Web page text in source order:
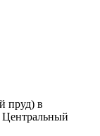
пруд) в